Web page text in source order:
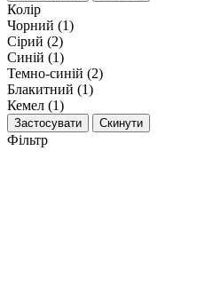
Колір
Чорний (1)
Сірий (2)
Синій (1)
Темно-синій (2)
Блакитний (1)
Кемел (1)
Застосувати Скинути
Фільтр